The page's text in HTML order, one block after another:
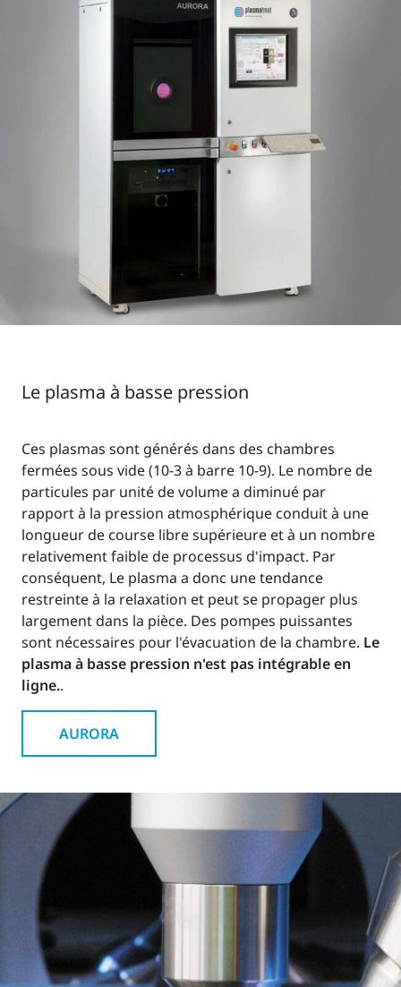
Le plasma à basse pression
Ces plasmas sont générés dans des chambres
fermées sous vide (10-3 à barre 10-9). Le nombre de
particules par unité de volume a diminué par
rapport à la pression atmosphérique conduit à une
longueur de course libre supérieure et à un nombre
relativement faible de processus d'impact. Par
conséquent, Le plasma a donc une tendance
restreinte à la relaxation et peut se propager plus
largement dans la pièce. Des pompes puissantes
sont nécessaires pour l'évacuation de la chambre. Le
plasma à basse pression n'est pas intégrable en
ligne..
AURORA